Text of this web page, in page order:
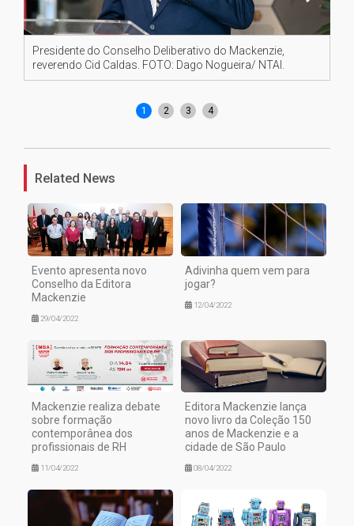
Presidente do Conselho Deliberativo do Mackenzie,
reverendo Cid Caldas. FOTO: Dago Nogueira/ NTAI.
1 2 3 4
Related News
Evento apresenta novo
Conselho da Editora
Mackenzie
29/04/2022
Adivinha quem vem para
jogar?
12/04/2022
Mackenzie realiza debate
sobre formação
contemporânea dos
profissionais de RH
11/04/2022
Editora Mackenzie lança
novo livro da Coleção 150
anos de Mackenzie e a
cidade de São Paulo
08/04/2022